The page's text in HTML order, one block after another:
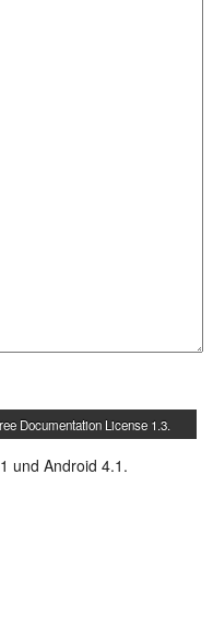
Documentation License 1.3
und Android 4.1.